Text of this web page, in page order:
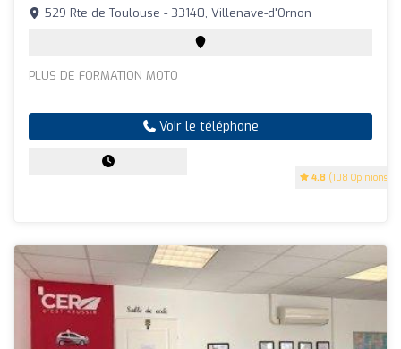
4.8 (108 Opinions)
529 Rte de Toulouse - 33140, Villenave-d'Ornon
PLUS DE FORMATION MOTO
Voir le téléphone